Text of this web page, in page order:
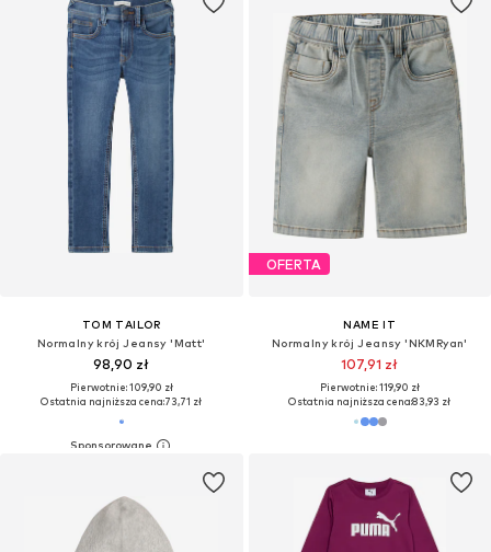
TOM TAILOR
Normalny krój Jeansy 'Matt'
98,90 zł
Pierwotnie: 109,90 zł
Ostatnia najniższa cena:73,71 zł
OFERTA
NAME IT
Normalny krój Jeansy 'NKMRyan'
107,91 zł
Pierwotnie: 119,90 zł
Ostatnia najniższa cena:83,93 zł